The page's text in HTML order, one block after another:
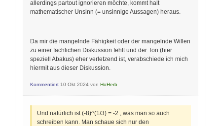
allerdings partout ignorieren möchte, kommt halt
mathematischer Unsinn (= unsinnige Aussagen) heraus.
Da mir die mangelnde Fähigkeit oder der mangelnde Willen
zu einer fachlichen Diskussion fehlt und der Ton (hier
speziell Abakus) eher verletzend ist, verabschiede ich mich
hiermit aus dieser Diskussion.
Kommentiert 10 Okt 2024 von HoHerb
Und natürlich ist (-8)^(1/3) = -2 , was man so auch
schreiben kann. Man schaue sich nur den